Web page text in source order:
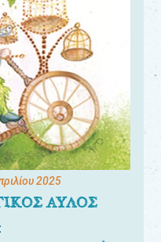
2025
ΑΥΛΟΣ